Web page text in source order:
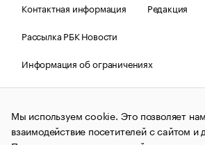
Контактная информация
Редакция
Рассылка РБК Новости
Информация об ограничениях
Правовая информация
О соблюдении
© АО «РОСБИЗНЕСКОНСАЛТИНГ»,
и материалы информационного агентства
(зарегистрировано Федеральной службой
Мы используем cookie. Это позволяет
взаимодействие посетителей с сайтом и